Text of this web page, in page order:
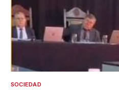
SOCIEDAD